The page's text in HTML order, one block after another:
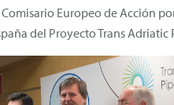
Comisario Europeo de Acción
del Proyecto Trans Adriatic